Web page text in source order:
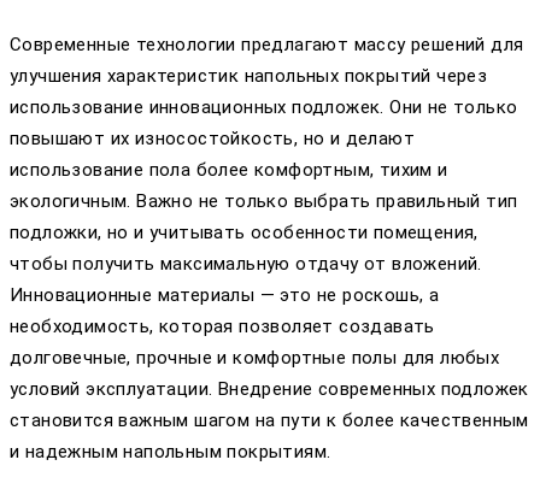
Современные технологии предлагают массу решений для
улучшения характеристик напольных покрытий через
использование инновационных подложек. Они не только
повышают их износостойкость, но и делают
использование пола более комфортным, тихим и
экологичным. Важно не только выбрать правильный тип
подложки, но и учитывать особенности помещения,
чтобы получить максимальную отдачу от вложений.
Инновационные материалы — это не роскошь, а
необходимость, которая позволяет создавать
долговечные, прочные и комфортные полы для любых
условий эксплуатации. Внедрение современных подложек
становится важным шагом на пути к более качественным
и надежным напольным покрытиям.